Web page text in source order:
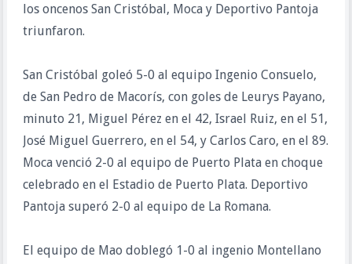
los oncenos San Cristóbal, Moca y Deportivo Pantoja
triunfaron.
San Cristóbal goleó 5-0 al equipo Ingenio Consuelo,
de San Pedro de Macorís, con goles de Leurys Payano,
minuto 21, Miguel Pérez en el 42, Israel Ruiz, en el 51,
José Miguel Guerrero, en el 54, y Carlos Caro, en el 89.
Moca venció 2-0 al equipo de Puerto Plata en choque
celebrado en el Estadio de Puerto Plata. Deportivo
Pantoja superó 2-0 al equipo de La Romana.
El equipo de Mao doblegó 1-0 al ingenio Montellano